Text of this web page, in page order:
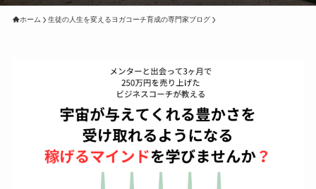
ホーム 生徒の人生を変えるヨガコーチ育成の専門家ブログ